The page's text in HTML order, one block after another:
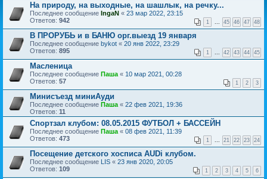
На природу, на выходные, на шашлык, на речку...
Последнее сообщение IngaN « 23 мар 2022, 23:15
Ответов: 942 1 ... 45 46 47 48
В ПРОРУБЬ и в БАНЮ орг.выезд 19 января
Последнее сообщение bykot « 20 янв 2022, 23:29
Ответов: 895 1 ... 42 43 44 45
Масленица
Последнее сообщение Паша « 10 мар 2021, 00:28
Ответов: 57 1 2 3
Минисъезд миниАуди
Последнее сообщение Паша « 22 фев 2021, 19:36
Ответов: 11
Спортзал клубом: 08.05.2015 ФУТБОЛ + БАССЕЙН
Последнее сообщение Паша « 08 фев 2021, 11:39
Ответов: 473 1 ... 21 22 23 24
Посещение детского хосписа AUDi клубом.
Последнее сообщение LIS « 23 янв 2020, 20:05
Ответов: 109 1 2 3 4 5 6